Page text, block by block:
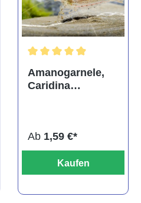
Amanogarnele,
Caridina
Ab 1,59 €*
Kaufen